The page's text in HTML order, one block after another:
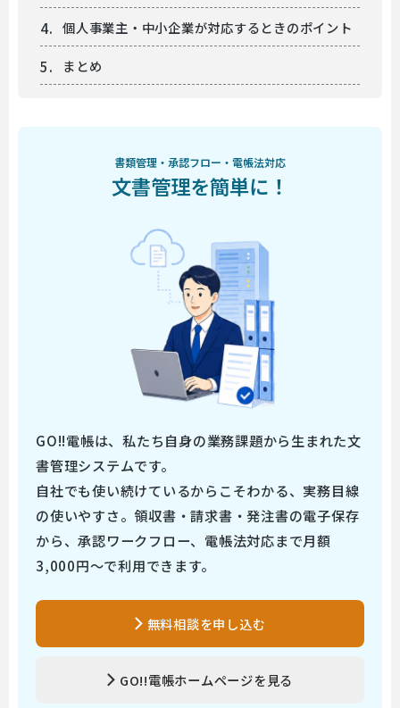
個人事業主・中小企業が対応するときのポイント
まとめ
書類管理・承認フロー・電帳法対応
文書管理を簡単に！
GO!!電帳は、私たち自身の業務課題から生まれた文
書管理システムです。
自社でも使い続けているからこそわかる、実務目線
の使いやすさ。領収書・請求書・発注書の電子保存
から、承認ワークフロー、電帳法対応まで月額
3,000円～で利用できます。
無料相談を申し込む
GO!!電帳ホームページを見る